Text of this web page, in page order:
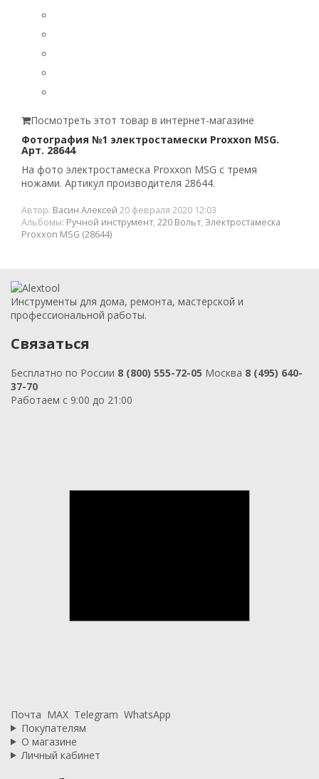
Посмотреть этот товар в интернет-магазине
Фотография №1 электростамески Proxxon MSG.
Арт. 28644
На фото электростамеска Proxxon MSG с тремя
ножами. Артикул производителя 28644.
Автор: Васин Алексей 20 февраля 2020 12:03
Альбомы: Ручной инструмент, 220 Вольт, Электростамеска
Proxxon MSG (28644)
Инструменты для дома, ремонта, мастерской и
профессиональной работы.
Связаться
Бесплатно по России 8 (800) 555-72-05 Москва 8 (495) 640-
37-70
Работаем с 9:00 до 21:00
Почта MAX Telegram WhatsApp
Покупателям
О магазине
Личный кабинет